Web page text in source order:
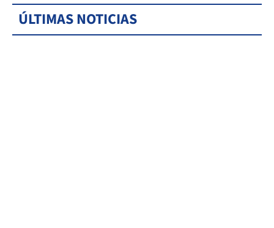
ÚLTIMAS NOTICIAS